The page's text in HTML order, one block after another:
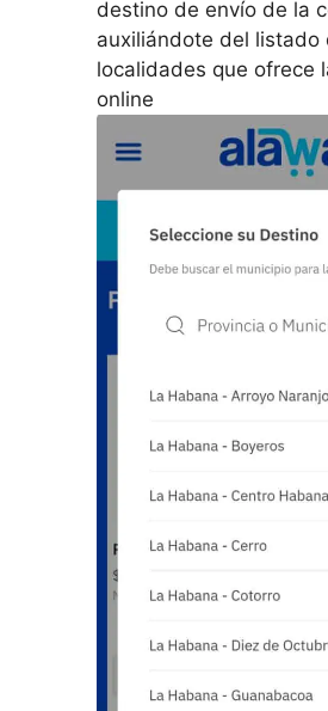
destino de envío de la
auxiliándote del listado
localidades que ofrece
online